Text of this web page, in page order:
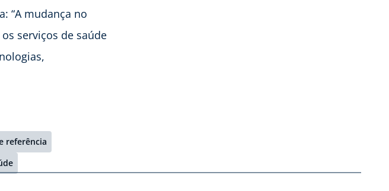
“A mudança no
serviços de saúde
referência